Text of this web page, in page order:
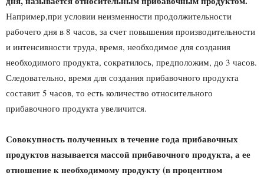
Например,при условии неизменности продолжительности
рабочего дня в 8 часов, за счет повышения производительности
и интенсивности труда, время, необходимое для создания
необходимого продукта, сократилось, предположим, до 3 часов.
Следовательно, время для создания прибавочного продукта
составит 5 часов, то есть количество относительного
прибавочного продукта увеличится.
Совокупность полученных в течение года прибавочных
продуктов называется массой прибавочного продукта, а ее
отношение к необходимому продукту (в процентном